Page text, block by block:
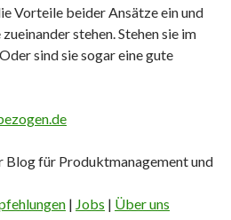
Vorteile beider Ansätze ein und
stehen. Stehen sie im
sind sie sogar eine gute
Blog für Produktmanagement und
| Jobs | Über uns